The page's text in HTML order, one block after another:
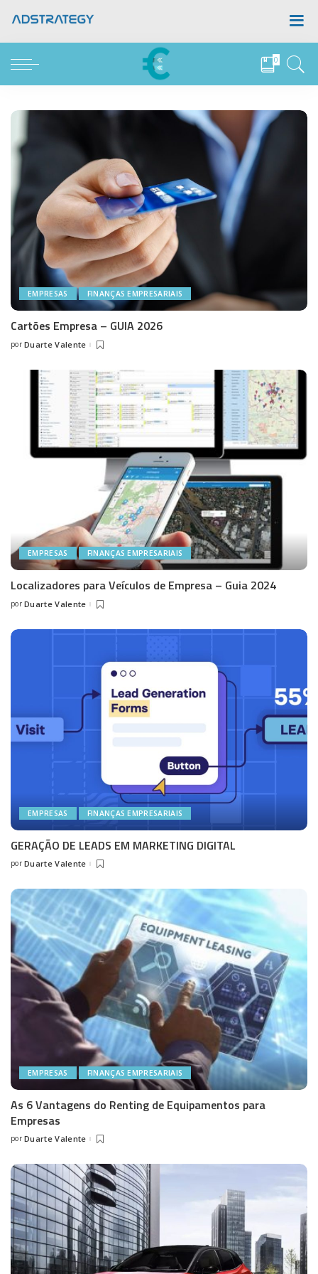
0
EMPRESAS FINANÇAS EMPRESARIAIS
Cartões Empresa – GUIA 2026
Posted
por Duarte Valente
EMPRESAS FINANÇAS EMPRESARIAIS
Localizadores para Veículos de Empresa – Guia 2024
Posted
por Duarte Valente
EMPRESAS FINANÇAS EMPRESARIAIS
GERAÇÃO DE LEADS EM MARKETING DIGITAL
Posted
por Duarte Valente
EMPRESAS FINANÇAS EMPRESARIAIS
As 6 Vantagens do Renting de Equipamentos para
Empresas
Posted
por Duarte Valente